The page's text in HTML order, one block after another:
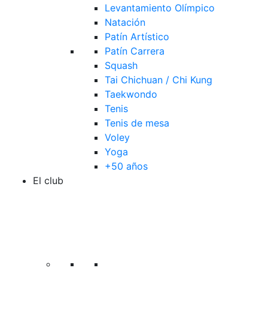
Levantamiento Olímpico
Natación
Patín Artístico
Patín Carrera
Squash
Tai Chichuan / Chi Kung
Taekwondo
Tenis
Tenis de mesa
Voley
Yoga
+50 años
El club